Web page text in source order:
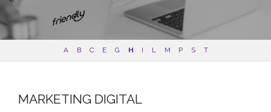
A B C E G H I L M P S T
MARKETING DIGITAL